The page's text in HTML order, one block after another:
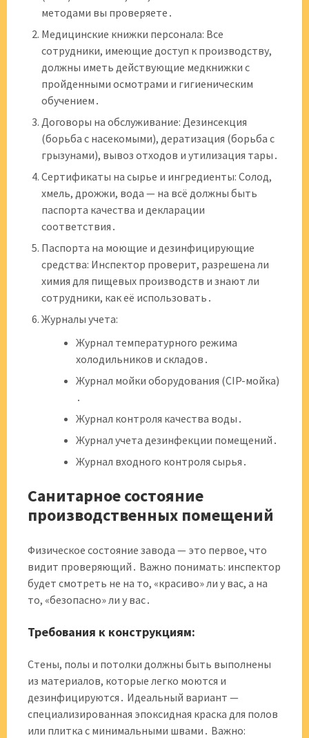
методами вы проверяете․
Медицинские книжки персонала: Все
сотрудники, имеющие доступ к производству,
должны иметь действующие медкнижки с
пройденными осмотрами и гигиеническим
обучением․
Договоры на обслуживание: Дезинсекция
(борьба с насекомыми), дератизация (борьба с
грызунами), вывоз отходов и утилизация тары․
Сертификаты на сырье и ингредиенты: Солод,
хмель, дрожжи, вода — на всё должны быть
паспорта качества и декларации
соответствия․
Паспорта на моющие и дезинфицирующие
средства: Инспектор проверит, разрешена ли
химия для пищевых производств и знают ли
сотрудники, как её использовать․
Журналы учета:
Журнал температурного режима
холодильников и складов․
Журнал мойки оборудования (CIP-мойка)
․
Журнал контроля качества воды․
Журнал учета дезинфекции помещений․
Журнал входного контроля сырья․
Санитарное состояние
производственных помещений
Физическое состояние завода — это первое, что
видит проверяющий․ Важно понимать: инспектор
будет смотреть не на то, «красиво» ли у вас, а на
то, «безопасно» ли у вас․
Требования к конструкциям:
Стены, полы и потолки должны быть выполнены
из материалов, которые легко моются и
дезинфицируются․ Идеальный вариант —
специализированная эпоксидная краска для полов
или плитка с минимальными швами․ Важно: